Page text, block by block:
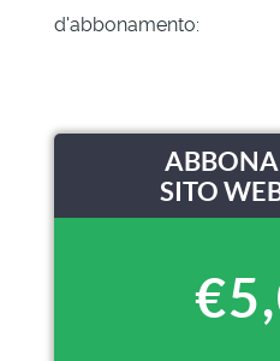
d'abbonamento:
SITO